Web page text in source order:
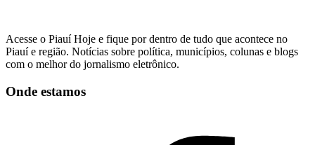
Acesse o Piauí Hoje e fique por dentro de tudo que acontece no
Piauí e região. Notícias sobre política, municípios, colunas e blogs
com o melhor do jornalismo eletrônico.
Onde estamos